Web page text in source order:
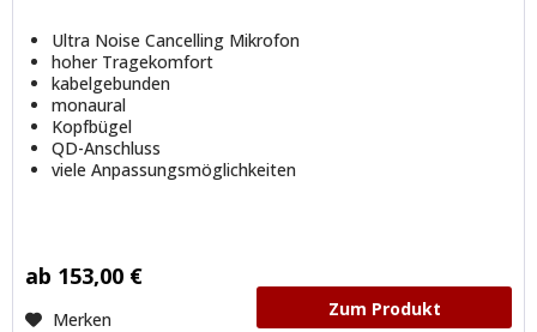
Ultra Noise Cancelling Mikrofon
hoher Tragekomfort
kabelgebunden
monaural
Kopfbügel
QD-Anschluss
viele Anpassungsmöglichkeiten
ab 153,00 €
Merken Zum Produkt